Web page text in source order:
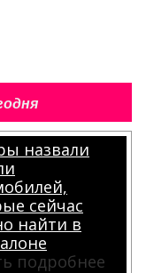
назвали
сейчас
найти в
подробнее